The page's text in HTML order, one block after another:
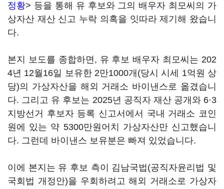
정황> 등을 통해 유 후보와 그의 배우자 최모씨의 가
상자산 재산 신고 누락 의혹을 잇따라 제기해 왔습니
다.
본지 보도를 종합하면, 유 후보 배우자 최모씨는 202
4년 12월16일 보유한 2만1000개(당시 시세 1억원 상
당)의 가상자산을 해외 거래소 바이낸스로 옮겼습니
다. 그리고 유 후보는 2025년 공직자 재산 공개와 6·3
지방선거 후보자 등록 신고서에서 국내 거래소 코인
원에 있는 약 5300만원어치 가상자산만 신고했습니
다. 그런데 바이낸스 보유분은 빠져 있었습니다.
이에 본지는 유 후보 측이 김남국법(공직자윤리법 및
국회법 개정안)을 우회하려고 해외 거래소로 가상자